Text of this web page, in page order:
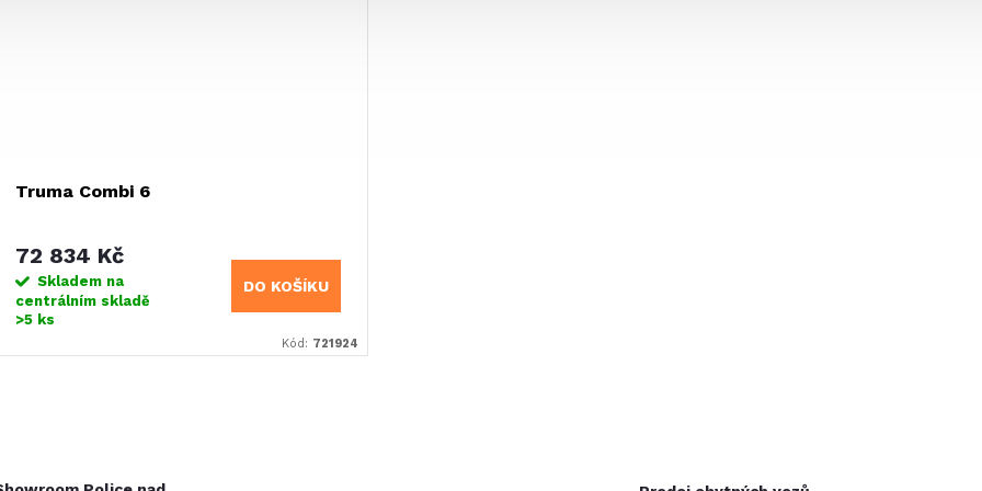
Truma Combi 6
72 834 Kč
Skladem na
centrálním skladě
>5 ks
DO KOŠÍKU
Kód: 721924